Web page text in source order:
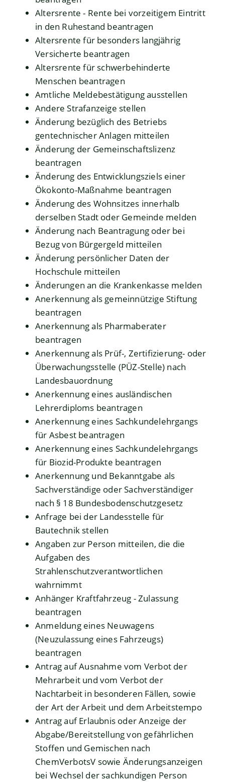
Altersrente - Rente bei vorzeitigem Eintritt
in den Ruhestand beantragen
Altersrente für besonders langjährig
Versicherte beantragen
Altersrente für schwerbehinderte
Menschen beantragen
Amtliche Meldebestätigung ausstellen
Andere Strafanzeige stellen
Änderung bezüglich des Betriebs
gentechnischer Anlagen mitteilen
Änderung der Gemeinschaftslizenz
beantragen
Änderung des Entwicklungsziels einer
Ökokonto-Maßnahme beantragen
Änderung des Wohnsitzes innerhalb
derselben Stadt oder Gemeinde melden
Änderung nach Beantragung oder bei
Bezug von Bürgergeld mitteilen
Änderung persönlicher Daten der
Hochschule mitteilen
Änderungen an die Krankenkasse melden
Anerkennung als gemeinnützige Stiftung
beantragen
Anerkennung als Pharmaberater
beantragen
Anerkennung als Prüf-, Zertifizierung- oder
Überwachungsstelle (PÜZ-Stelle) nach
Landesbauordnung
Anerkennung eines ausländischen
Lehrerdiploms beantragen
Anerkennung eines Sachkundelehrgangs
für Asbest beantragen
Anerkennung eines Sachkundelehrgangs
für Biozid-Produkte beantragen
Anerkennung und Bekanntgabe als
Sachverständige oder Sachverständiger
nach § 18 Bundesbodenschutzgesetz
Anfrage bei der Landesstelle für
Bautechnik stellen
Angaben zur Person mitteilen, die die
Aufgaben des
Strahlenschutzverantwortlichen
wahrnimmt
Anhänger Kraftfahrzeug - Zulassung
beantragen
Anmeldung eines Neuwagens
(Neuzulassung eines Fahrzeugs)
beantragen
Antrag auf Ausnahme vom Verbot der
Mehrarbeit und vom Verbot der
Nachtarbeit in besonderen Fällen, sowie
der Art der Arbeit und dem Arbeitstempo
Antrag auf Erlaubnis oder Anzeige der
Abgabe/Bereitstellung von gefährlichen
Stoffen und Gemischen nach
ChemVerbotsV sowie Änderungsanzeigen
bei Wechsel der sachkundigen Person